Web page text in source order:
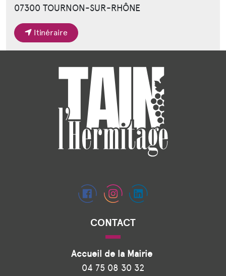
07300 TOURNON-SUR-RHÔNE
Itinéraire
CONTACT
Accueil de la Mairie
04 75 08 30 32